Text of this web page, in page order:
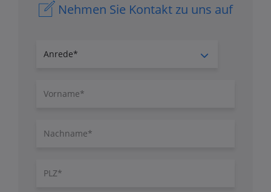
Nehmen Sie Kontakt zu uns auf
Anrede
Vorname
Nachname
PLZ